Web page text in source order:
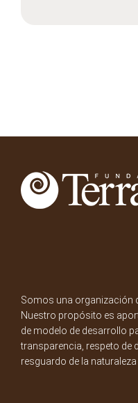
Somos una organización
Nuestro propósito es
de modelo de desarrollo
transparencia, respeto de
resguardo de la